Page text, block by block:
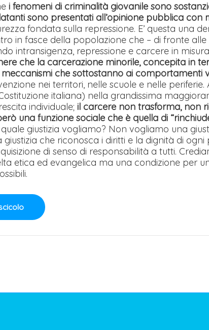
i fenomeni di criminalità giovanile sono
sono presentati all’opinione pubblica con
fondata sulla repressione. E’ questa una
in fasce della popolazione che – di fronte
intransigenza, repressione e carcere in
che la carcerazione minorile, concepita in
che sottostanno ai comportamenti
nei territori, nelle scuole e nelle
italiana) nella grandissima
individuale; il carcere non trasforma, non
una funzione sociale che è quella di
giustizia vogliamo? Non vogliamo una
che riconosca i diritti e la dignità di
di senso di responsabilità a tutti.
etica ed evangelica ma una condizione per